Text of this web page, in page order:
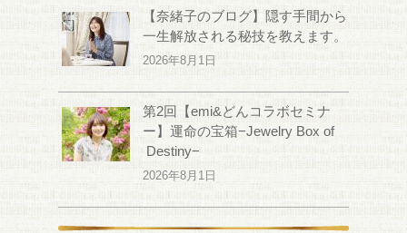
【奈緒子のブログ】隠す手間から
一生解放される秘技を教えます。
2026年8月1日
第2回【emi&どんコラボセミナ
ー】運命の宝箱−Jewelry Box of
Destiny−
2026年8月1日